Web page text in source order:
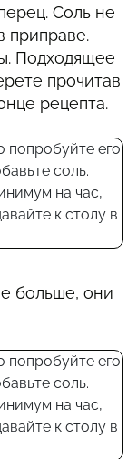
Соль не
приправе.
Подходящее
прочитав
рецепта.
больше, они